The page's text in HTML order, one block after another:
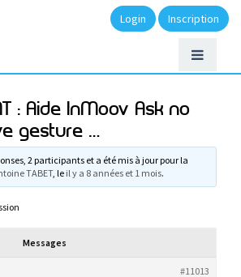
Login Inscription
: Aide InMoov Ask no
gesture …
2 participants et a été mis à jour pour la
TABET, le il y a 8 années et 1 mois.
Messages
#11013